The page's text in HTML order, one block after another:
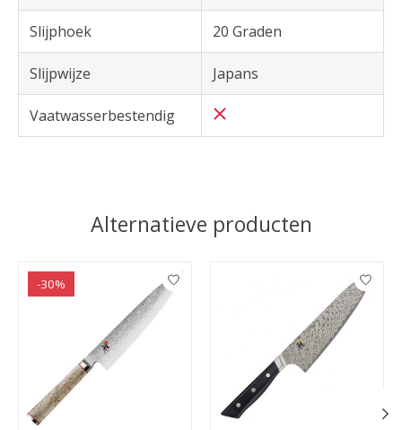
Slijphoek 20 Graden
Slijpwijze Japans
Vaatwasserbestendig
Alternatieve producten
Items van productcarrousel
-30%